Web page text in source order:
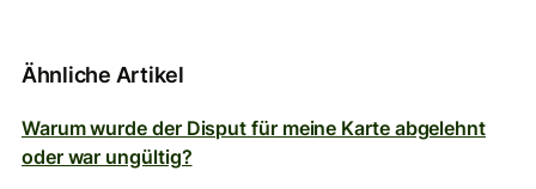
Ähnliche Artikel
Warum wurde der Disput für meine Karte abgelehnt
oder war ungültig?